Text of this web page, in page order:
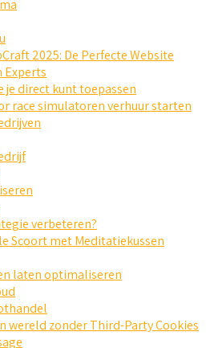
2025: De Perfecte Website
Experts
je direct kunt toepassen
race simulatoren verhuur starten
verbeteren?
Scoort met Meditatiekussen
laten optimaliseren
wereld zonder Third-Party Cookies